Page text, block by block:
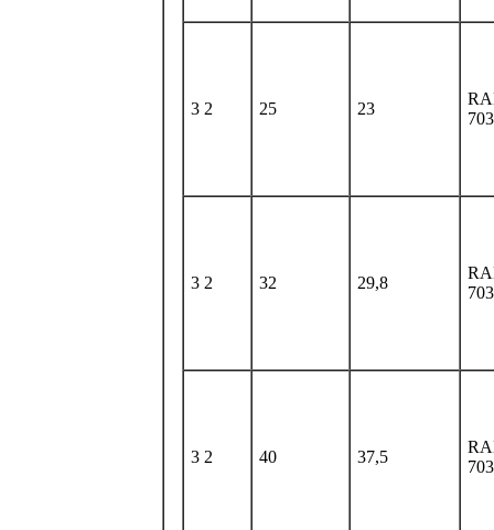
3 2 25 23
3 2 32 29,8
3 2 40 37,5